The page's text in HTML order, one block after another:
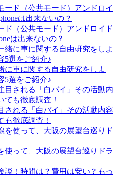
ド（公共モード）アンドロイド
は出来ないの？
に車に関する自由研究をしよ
5選をご紹介♪
される「白バイ」その活動内容
も徹底調査！
使って、大阪の展望台巡りドラ